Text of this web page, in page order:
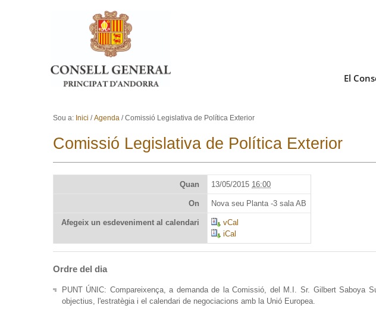
Ves al contingut.
Salta a la navegació
El
Sou a: Inici /Agenda /Comissió Legislativa de Política Exterior
Comissió Legislativa de Política Exterior
Quan 13/05/2015 16:00
On Nova seu Planta -3 sala AB
Afegeix un esdeveniment al calendari
vCal
iCal
Ordre del dia
PUNT ÚNIC: Compareixença, a demanda de la Comissió, del M.I. Sr. Gilbert Saboya
objectius, l'estratègia i el calendari de negociacions amb la Unió Europea.